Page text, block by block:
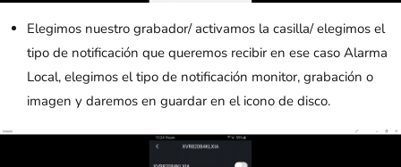
Elegimos nuestro grabador/ activamos la casilla/ elegimos el
tipo de notificación que queremos recibir en ese caso Alarma
Local, elegimos el tipo de notificación monitor, grabación o
imagen y daremos en guardar en el icono de disco.